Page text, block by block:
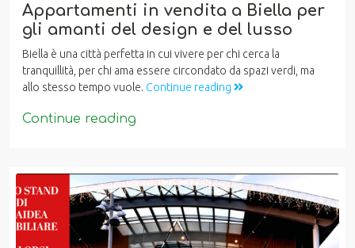
Appartamenti in vendita a Biella per
gli amanti del design e del lusso
Biella è una città perfetta in cui vivere per chi cerca la
tranquillità, per chi ama essere circondato da spazi verdi, ma
allo stesso tempo vuole. Continue reading
Continue reading